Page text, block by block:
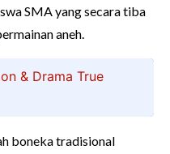
SMA yang secara tiba
aneh.
& Drama True
boneka tradisional